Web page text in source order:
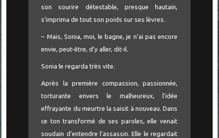
son sourire détestable, presque hautain,
s’imprima de tout son poids sur ses lèvres.
– Mais, Sonia, moi, le bagne, je n’ai pas encore
envie, peut-être, d’y aller, dit-il.
Sonia le regarda très vite.
Après la première compassion, passionnée,
torturante envers le malheureux, l’idée
effrayante du meurtre la saisit à nouveau. Dans
ce ton transformé de ses paroles, elle venait
soudain d’entendre l’assassin. Elle le regardait